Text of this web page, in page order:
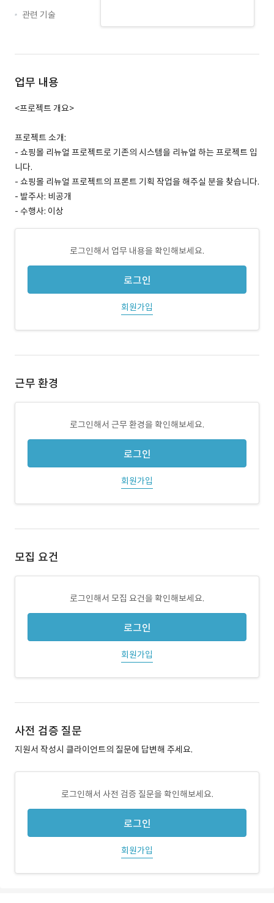
관련 기술
업무 내용
<프로젝트 개요>
프로젝트 소개:
- 쇼핑몰 리뉴얼 프로젝트로 기존의 시스템을 리뉴얼 하는 프로젝트 입
니다.
- 쇼핑몰 리뉴얼 프로젝트의 프론트 기획 작업을 해주실 분을 찾습니다.
- 발주사: 비공개
- 수행사: 이상
로그인해서 업무 내용을 확인해보세요.
로그인
회원가입
근무 환경
로그인해서 근무 환경을 확인해보세요.
로그인
회원가입
모집 요건
로그인해서 모집 요건을 확인해보세요.
로그인
회원가입
사전 검증 질문
지원서 작성시 클라이언트의 질문에 답변해 주세요.
로그인해서 사전 검증 질문을 확인해보세요.
로그인
회원가입